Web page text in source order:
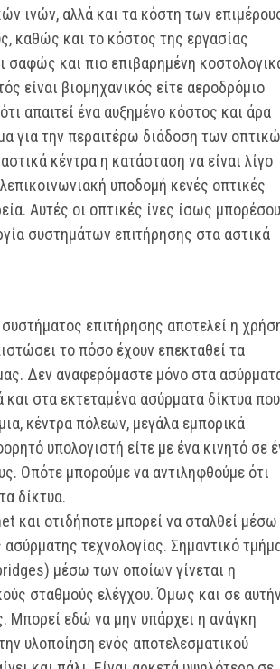
ινών, αλλά και τα κόστη των
καθώς και το κόστος της εργασίας
σαφώς και πιο επιβαρημένη
είναι βιομηχανικός είτε αεροδρόμιο
απαιτεί ένα αυξημένο κόστος και άρα
για την περαιτέρω διάδοση των
κέντρα η κατάσταση να είναι λίγο
υποδομή κενές οπτικές
Αυτές οι οπτικές ίνες ίσως
συστημάτων επιτήρησης στα αστικά
επιτήρησης αποτελεί η
το πόσο έχουν επεκταθεί τα
Δεν αναφερόμαστε μόνο στα
και στα εκτεταμένα ασύρματα δίκτυα που
κέντρα πόλεων, μεγάλα εμπορικά
υπολογιστή είτε με ένα κινητό σε
Οπότε μπορούμε να αντιληφθούμε ότι
δίκτυα.
και οτιδήποτε μπορεί να σταλθεί μέσω
τεχνολογίας. Σημαντικό
μέσω των οποίων γίνεται η
σταθμούς ελέγχου. Όμως και σε
Μπορεί εδώ να μην υπάρχει η ανάγκη
υλοποίηση ενός αποτελεσματικού